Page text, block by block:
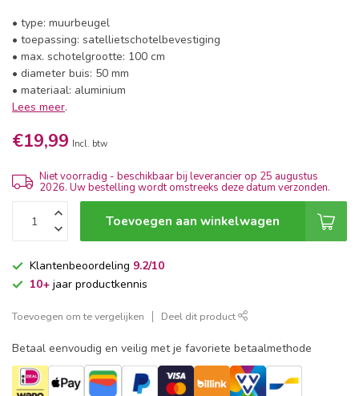
• type: muurbeugel
• toepassing: satellietschotelbevestiging
• max. schotelgrootte: 100 cm
• diameter buis: 50 mm
• materiaal: aluminium
Lees meer.
€19,99 Incl. btw
Niet voorradig - beschikbaar bij leverancier op 25 augustus
2026. Uw bestelling wordt omstreeks deze datum verzonden.
Toevoegen aan winkelwagen
Klantenbeoordeling 9.2/10
10+ jaar productkennis
Toevoegen om te vergelijken Deel dit product
Betaal eenvoudig en veilig met je favoriete betaalmethode